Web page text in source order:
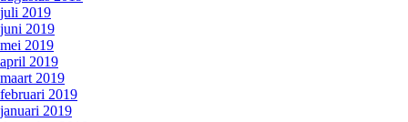
juli 2019
juni 2019
mei 2019
april 2019
maart 2019
februari 2019
januari 2019